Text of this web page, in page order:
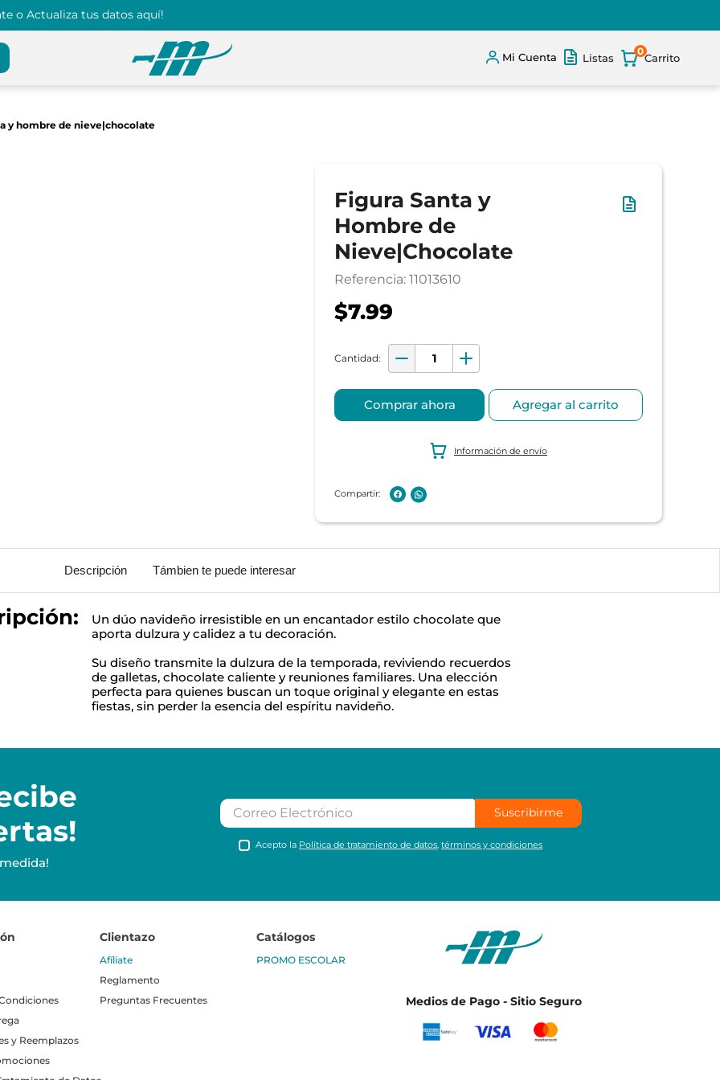
o Actualiza tus datos aquí!
Mi Cuenta Listas
0
y hombre de nieve|chocolate
Figura Santa y
Hombre de
Nieve|Chocolate
Referencia: 11013610
$7.99
Comprar ahora Agregar al carrito
Información de envío
Descripción Támbien te puede interesar
Un dúo navideño irresistible en un encantador estilo chocolate que
aporta dulzura y calidez a tu decoración.
Su diseño transmite la dulzura de la temporada, reviviendo recuerdos
de galletas, chocolate caliente y reuniones familiares. Una elección
perfecta para quienes buscan un toque original y elegante en estas
fiestas, sin perder la esencia del espíritu navideño.
Suscribirme
Acepto la Política de tratamiento de datos ,términos y condiciones
y Reemplazos
Clientazo
Afíliate
Reglamento
Preguntas Frecuentes
Catálogos
PROMO ESCOLAR
Medios de Pago - Sitio Seguro